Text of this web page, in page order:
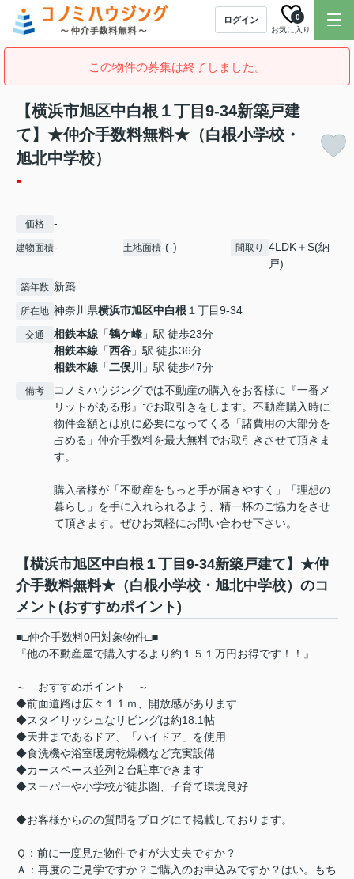
ログイン
お気に入り
0
この物件の募集は終了しました。
【横浜市旭区中白根１丁目9-34新築戸建
て】★仲介手数料無料★（白根小学校・
旭北中学校）
-
価格 -
建物面積- 土地面積-(-) 間取り
4LDK＋S(納
戸)
築年数 新築
所在地 神奈川県横浜市旭区中白根 １丁目9-34
交通 相鉄本線 「鶴ケ峰 」駅 徒歩23分
相鉄本線 「西谷 」駅 徒歩36分
相鉄本線 「二俣川 」駅 徒歩47分
備考
コノミハウジングでは不動産の購入をお客様に『一番メ
リットがある形』でお取引きをします。不動産購入時に
物件金額とは別に必要になってくる「諸費用の大部分を
占める」仲介手数料を最大無料でお取引きさせて頂きま
す。
購入者様が「不動産をもっと手が届きやすく」「理想の
暮らし」を手に入れられるよう、精一杯のご協力をさせ
て頂きます。ぜひお気軽にお問い合わせ下さい。
【横浜市旭区中白根１丁目9-34新築戸建て】★仲
介手数料無料★（白根小学校・旭北中学校）のコ
メント(おすすめポイント)
■□仲介手数料0円対象物件□■
『他の不動産屋で購入するより約１５１万円お得です！！』
～ おすすめポイント ～
◆前面道路は広々１１ｍ、開放感があります
◆スタイリッシュなリビングは約18.1帖
◆天井まであるドア、「ハイドア」を使用
◆食洗機や浴室暖房乾燥機など充実設備
◆カースペース並列２台駐車できます
◆スーパーや小学校が徒歩圏、子育て環境良好
◆お客様からのの質問をブログにて掲載しております。
Ｑ：前に一度見た物件ですが大丈夫ですか？
Ａ：再度のご見学ですか？ご購入のお申込みですか？はい。もち